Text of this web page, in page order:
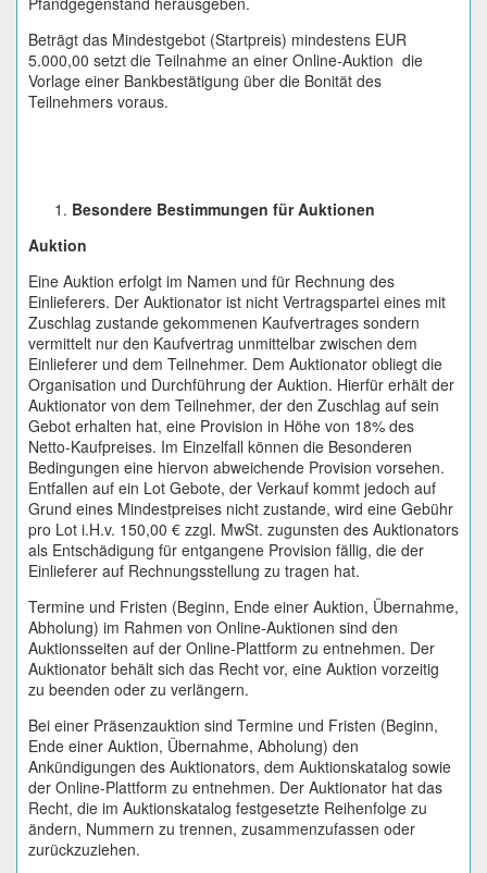
Beträgt das Mindestgebot (Startpreis) mindestens EUR
5.000,00 setzt die Teilnahme an einer Online-Auktion die
Vorlage einer Bankbestätigung über die Bonität des
Teilnehmers voraus.
Besondere Bestimmungen für Auktionen
Auktion
Eine Auktion erfolgt im Namen und für Rechnung des
Einlieferers. Der Auktionator ist nicht Vertragspartei eines mit
Zuschlag zustande gekommenen Kaufvertrages sondern
vermittelt nur den Kaufvertrag unmittelbar zwischen dem
Einlieferer und dem Teilnehmer. Dem Auktionator obliegt die
Organisation und Durchführung der Auktion. Hierfür erhält der
Auktionator von dem Teilnehmer, der den Zuschlag auf sein
Gebot erhalten hat, eine Provision in Höhe von 18% des
Netto-Kaufpreises. Im Einzelfall können die Besonderen
Bedingungen eine hiervon abweichende Provision vorsehen.
Entfallen auf ein Lot Gebote, der Verkauf kommt jedoch auf
Grund eines Mindestpreises nicht zustande, wird eine Gebühr
pro Lot i.H.v. 150,00 € zzgl. MwSt. zugunsten des Auktionators
als Entschädigung für entgangene Provision fällig, die der
Einlieferer auf Rechnungsstellung zu tragen hat.
Termine und Fristen (Beginn, Ende einer Auktion, Übernahme,
Abholung) im Rahmen von Online-Auktionen sind den
Auktionsseiten auf der Online-Plattform zu entnehmen. Der
Auktionator behält sich das Recht vor, eine Auktion vorzeitig
zu beenden oder zu verlängern.
Bei einer Präsenzauktion sind Termine und Fristen (Beginn,
Ende einer Auktion, Übernahme, Abholung) den
Ankündigungen des Auktionators, dem Auktionskatalog sowie
der Online-Plattform zu entnehmen. Der Auktionator hat das
Recht, die im Auktionskatalog festgesetzte Reihenfolge zu
ändern, Nummern zu trennen, zusammenzufassen oder
zurückzuziehen.